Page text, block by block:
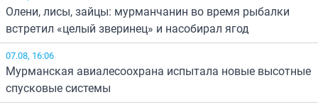
Олени, лисы, зайцы: мурманчанин во время рыбалки
встретил «целый зверинец» и насобирал ягод
07.08, 16:06
Мурманская авиалесоохрана испытала новые высотные
спусковые системы